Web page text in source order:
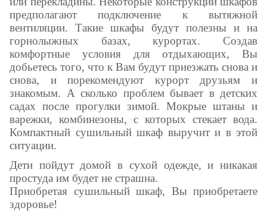
предполагают подключение к вытяжной
вентиляции. Такие шкафы будут полезны и на
горнолыжных базах, курортах. Создав
комфортные условия для отдыхающих, Вы
добьетесь того, что к Вам будут приезжать снова и
снова, и порекомендуют курорт друзьям и
знакомым. А сколько проблем бывает в детских
садах после прогулки зимой. Мокрые штаны и
варежки, комбинезоны, с которых стекает вода.
Компактный сушильный шкаф выручит и в этой
ситуации.
Дети пойдут домой в сухой одежде, и никакая
простуда им будет не страшна.
Приобретая сушильный шкаф, Вы приобретаете
здоровье!